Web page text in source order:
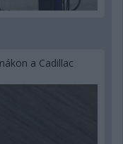
a Cadillac